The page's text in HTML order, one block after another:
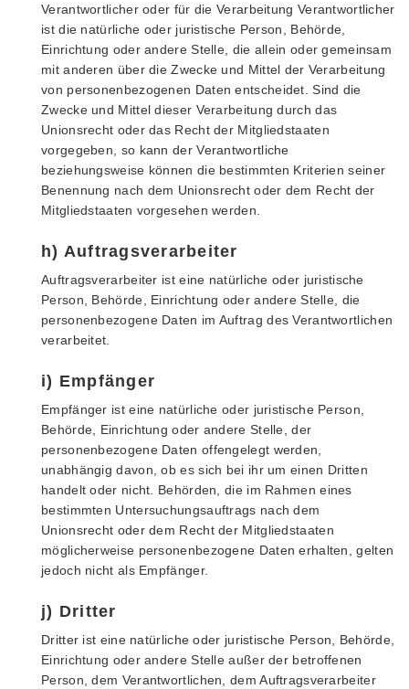
Verantwortlicher oder für die Verarbeitung Verantwortlicher
ist die natürliche oder juristische Person, Behörde,
Einrichtung oder andere Stelle, die allein oder gemeinsam
mit anderen über die Zwecke und Mittel der Verarbeitung
von personenbezogenen Daten entscheidet. Sind die
Zwecke und Mittel dieser Verarbeitung durch das
Unionsrecht oder das Recht der Mitgliedstaaten
vorgegeben, so kann der Verantwortliche
beziehungsweise können die bestimmten Kriterien seiner
Benennung nach dem Unionsrecht oder dem Recht der
Mitgliedstaaten vorgesehen werden.
h) Auftragsverarbeiter
Auftragsverarbeiter ist eine natürliche oder juristische
Person, Behörde, Einrichtung oder andere Stelle, die
personenbezogene Daten im Auftrag des Verantwortlichen
verarbeitet.
i) Empfänger
Empfänger ist eine natürliche oder juristische Person,
Behörde, Einrichtung oder andere Stelle, der
personenbezogene Daten offengelegt werden,
unabhängig davon, ob es sich bei ihr um einen Dritten
handelt oder nicht. Behörden, die im Rahmen eines
bestimmten Untersuchungsauftrags nach dem
Unionsrecht oder dem Recht der Mitgliedstaaten
möglicherweise personenbezogene Daten erhalten, gelten
jedoch nicht als Empfänger.
j) Dritter
Dritter ist eine natürliche oder juristische Person, Behörde,
Einrichtung oder andere Stelle außer der betroffenen
Person, dem Verantwortlichen, dem Auftragsverarbeiter